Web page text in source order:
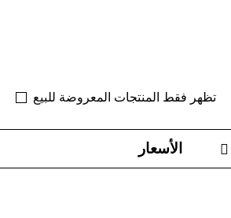
تظهر فقط المنتجات المعروضة للبيع
الأسعار